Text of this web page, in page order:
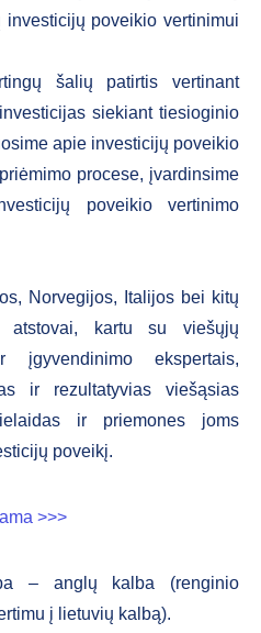
investicijų poveikio vertinimui
šalių patirtis vertinant
siekiant tiesioginio
apie investicijų poveikio
procese, įvardinsime
poveikio vertinimo
Norvegijos, Italijos bei kitų
atstovai, kartu su viešųjų
įgyvendinimo ekspertais,
ir rezultatyvias viešąsias
ir priemones joms
poveikį.
>>>
– anglų kalba (renginio
į lietuvių kalbą).